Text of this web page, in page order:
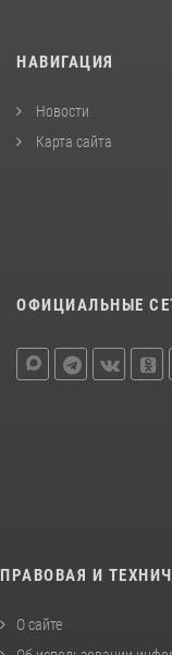
НАВИГАЦИЯ
Новости
Карта сайта
ОФИЦИАЛЬНЫЕ
ПРАВОВАЯ И
О сайте